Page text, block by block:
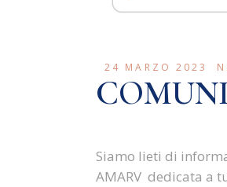
24 MARZO 2023
Siamo lieti di
AMARV dedicata a